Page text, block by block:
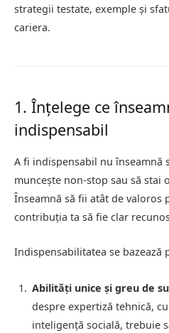
strategii testate, exemple și
cariera.
1. Înțelege ce
indispensabil
A fi indispensabil nu înseamnă
muncește non-stop sau să stai
Înseamnă să fii atât de valoros
contribuția ta să fie clar
Indispensabilitatea se
Abilități unice și greu de
despre expertiză tehnică,
inteligență socială, trebuie